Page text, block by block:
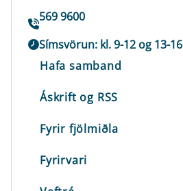
569 9600
Símsvörun: kl. 9-12 og 13-16
Hafa samband
Áskrift og RSS
Fyrir fjölmiðla
Fyrirvari